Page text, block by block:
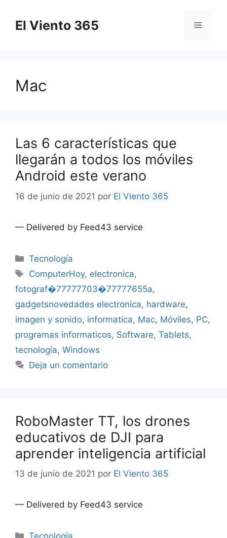
contenido
El Viento 365 Menú
Mac
Las 6 características que
llegarán a todos los móviles
Android este verano
16 de junio de 2021 por El Viento 365
— Delivered by Feed43 service
Categorías
Tecnología
Etiquetas
ComputerHoy, electronica,
fotograf�77777703�77777655a,
gadgetsnovedades electronica, hardware,
imagen y sonido, informatica, Mac, Móviles, PC,
programas informaticos, Software, Tablets,
tecnología, Windows
Deja un comentario
RoboMaster TT, los drones
educativos de DJI para
aprender inteligencia artificial
13 de junio de 2021 por El Viento 365
— Delivered by Feed43 service
Categorías
Tecnología